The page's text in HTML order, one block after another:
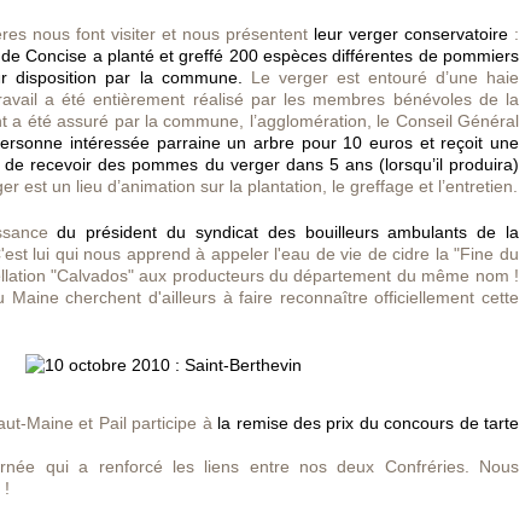
nous font visiter et nous présentent leur verger conservatoire :
Concise a planté et greffé 200 espèces différentes de pommiers
par la commune.
Le verger est entouré d’une haie
a été entièrement réalisé par les membres bénévoles de la
a été assuré par la commune, l’agglomération, le Conseil Général
intéressée parraine un arbre pour 10 euros et reçoit une
recevoir des pommes du verger dans 5 ans (lorsqu’il produira)
est un lieu d’animation sur la plantation, le greffage et l’entretien.
du président du syndicat des bouilleurs ambulants de la
lui qui nous apprend à appeler l'eau de vie de cidre la "Fine du
"Calvados" aux producteurs du département du même nom !
Maine cherchent d'ailleurs à faire reconnaître officiellement cette
Maine et Pail participe à la remise des prix du concours de tarte
qui a renforcé les liens entre nos deux Confréries. Nous
!